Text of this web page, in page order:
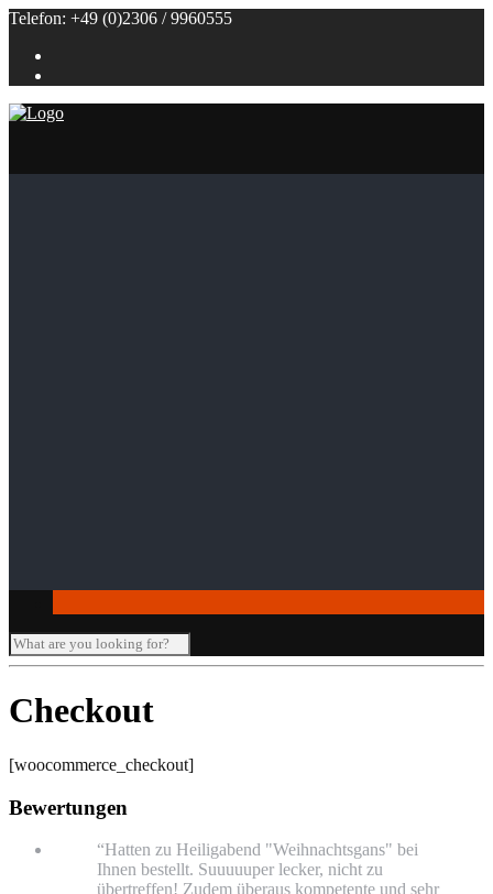
Telefon: +49 (0)2306 / 9960555
Checkout
[woocommerce_checkout]
Bewertungen
“Hatten zu Heiligabend "Weihnachtsgans" bei
Ihnen bestellt. Suuuuuper lecker, nicht zu
übertreffen! Zudem überaus kompetente und sehr